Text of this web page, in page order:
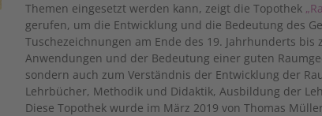
Themen eingesetzt werden kann, zeigt die Topothek
gerufen, um die Entwicklung und die Bedeutung des
Tuschezeichnungen am Ende des 19. Jahrhunderts bis
Anwendungen und der Bedeutung einer guten
sondern auch zum Verständnis der Entwicklung der
Lehrbücher, Methodik und Didaktik, Ausbildung der
Diese Topothek wurde im März 2019 von Thomas